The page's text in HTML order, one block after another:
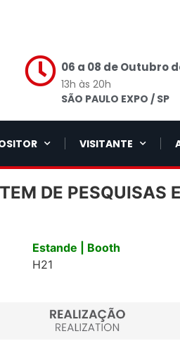
06 a 08 de Outubro
13h às 20h
SÃO PAULO EXPO / SP
VISITANTE
DE PESQUISAS
Estande | Booth
H21